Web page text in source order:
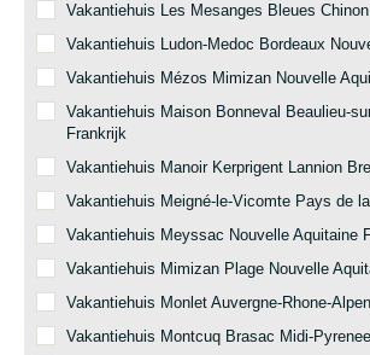
Vakantiehuis Les Mesanges Bleues
Vakantiehuis Ludon-Medoc Bordeaux
Vakantiehuis Mézos Mimizan Nouvelle
Vakantiehuis Maison Bonneval Beaulieu-
Frankrijk
Vakantiehuis Manoir Kerprigent Lannion
Vakantiehuis Meigné-le-Vicomte Pays de
Vakantiehuis Meyssac Nouvelle Aquitaine
Vakantiehuis Mimizan Plage Nouvelle
Vakantiehuis Monlet Auvergne-Rhone-
Vakantiehuis Montcuq Brasac Midi-